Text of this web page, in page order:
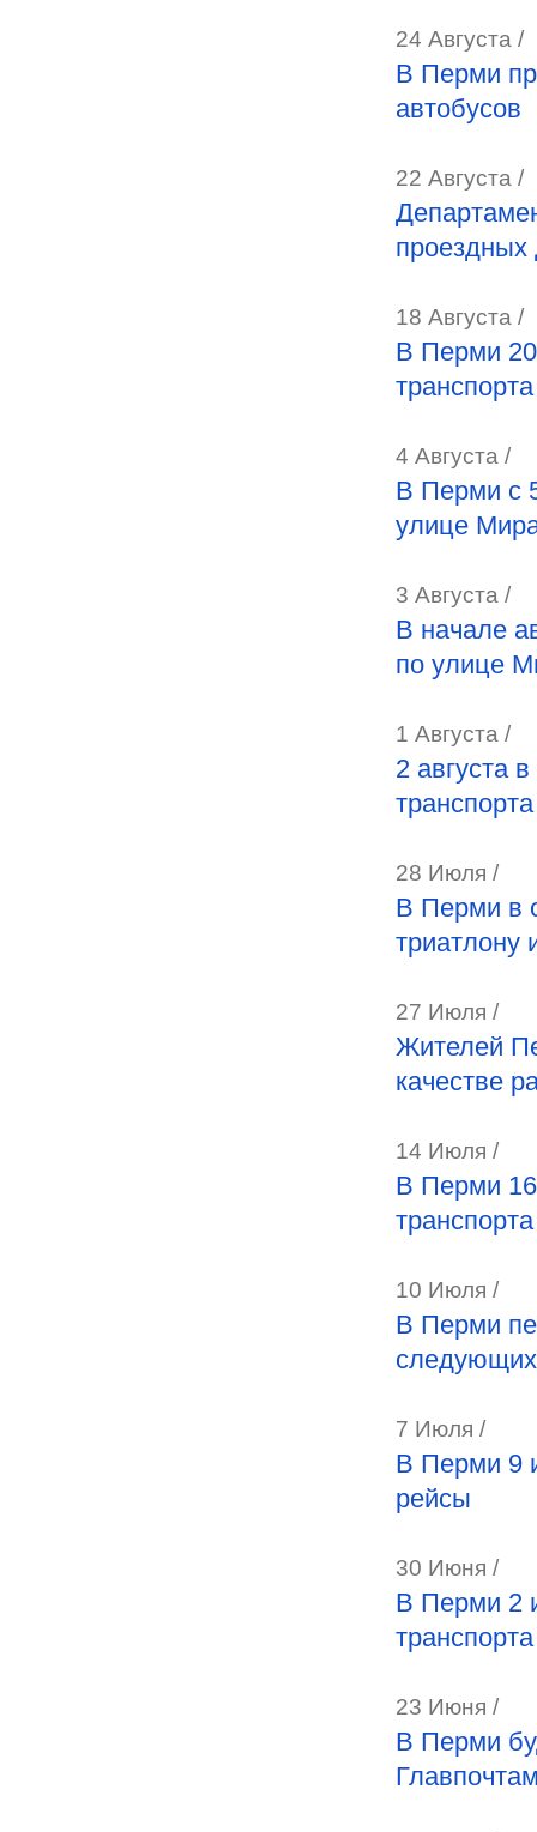
24 Августа /
В Перми
автобусов
22 Августа /
проездных
18 Августа /
В Перми 20
транспорта
4 Августа /
В Перми с
улице
3 Августа /
В начале
по улице
1 Августа /
2 августа
транспорта
28 Июля /
В Перми в
триатлону
27 Июля /
Жителей
качестве
14 Июля /
В Перми
транспорта
10 Июля /
В Перми
7 Июля /
В Перми 9
рейсы
30 Июня /
В Перми 2
транспорта
23 Июня /
В Перми